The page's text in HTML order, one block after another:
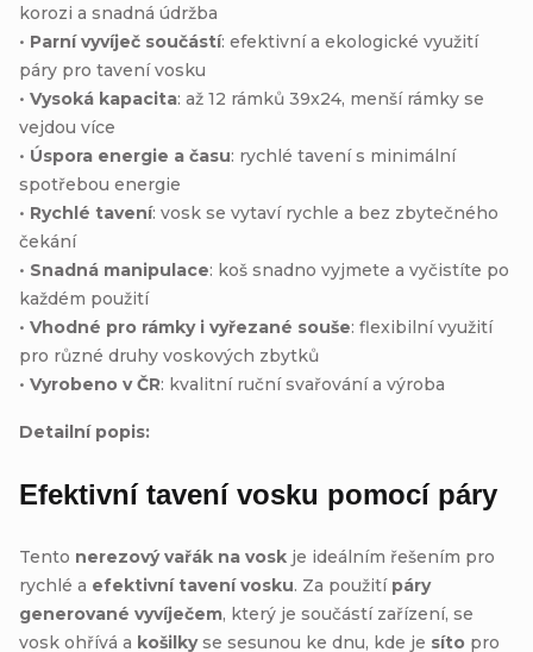
korozi a snadná údržba
• Parní vyvíječ součástí: efektivní a ekologické využití
páry pro tavení vosku
• Vysoká kapacita: až 12 rámků 39x24, menší rámky se
vejdou více
• Úspora energie a času: rychlé tavení s minimální
spotřebou energie
• Rychlé tavení: vosk se vytaví rychle a bez zbytečného
čekání
• Snadná manipulace: koš snadno vyjmete a vyčistíte po
každém použití
• Vhodné pro rámky i vyřezané souše: flexibilní využití
pro různé druhy voskových zbytků
• Vyrobeno v ČR: kvalitní ruční svařování a výroba
Detailní popis:
Efektivní tavení vosku pomocí páry
Tento nerezový vařák na vosk je ideálním řešením pro
rychlé a efektivní tavení vosku. Za použití páry
generované vyvíječem, který je součástí zařízení, se
vosk ohřívá a košilkyse sesunou ke dnu, kde je síto pro